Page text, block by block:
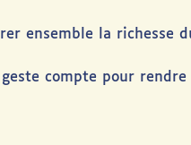
ensemble la richesse
compte pour rendre